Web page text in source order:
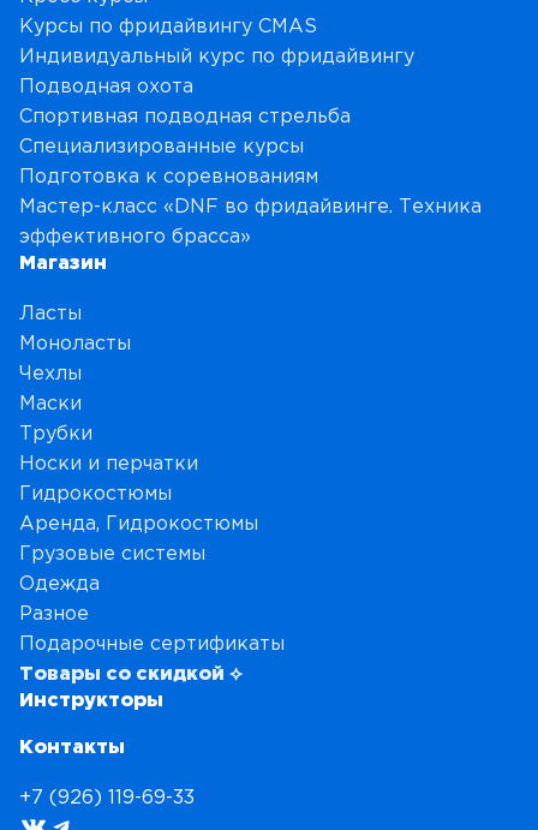
Курсы по фридайвингу CMAS
Индивидуальный курс по фридайвингу
Подводная охота
Спортивная подводная стрельба
Специализированные курсы
Подготовка к соревнованиям
Мастер-класс «DNF во фридайвинге. Техника
эффективного брасса»
Магазин
Ласты
Моноласты
Чехлы
Маски
Трубки
Носки и перчатки
Гидрокостюмы
Аренда, Гидрокостюмы
Грузовые системы
Одежда
Разное
Подарочные сертификаты
Товары со скидкой ⟡
Инструкторы
Контакты
+7 (926) 119-69-33